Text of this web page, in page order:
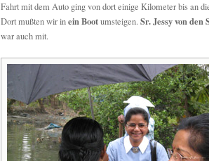
Fahrt mit dem Auto ging von dort einige Kilometer bis an
Dort mußten wir inein Bootumsteigen. Sr. Jessy von den
war auch mit.